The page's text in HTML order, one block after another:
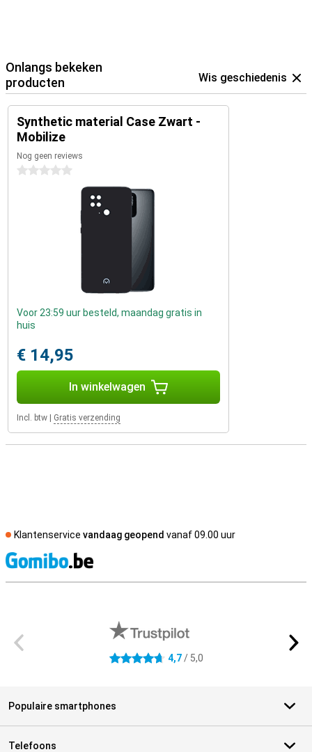
Onlangs bekeken
producten
Wis geschiedenis
Synthetic material Case Zwart -
Mobilize
Nog geen reviews
0 sterren
Voor 23:59 uur besteld, maandag gratis in
huis
€ 14,95
In winkelwagen
Incl. btw Gratis verzending
Klantenservice vandaag geopend vanaf 09.00 uur
4.7 sterren 4,7/ 5,0
Populaire smartphones
Telefoons